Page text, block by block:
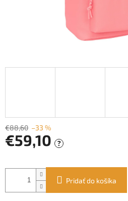
€88,60 –33 %
€59,10 ?
cena:
Pridať do košíka